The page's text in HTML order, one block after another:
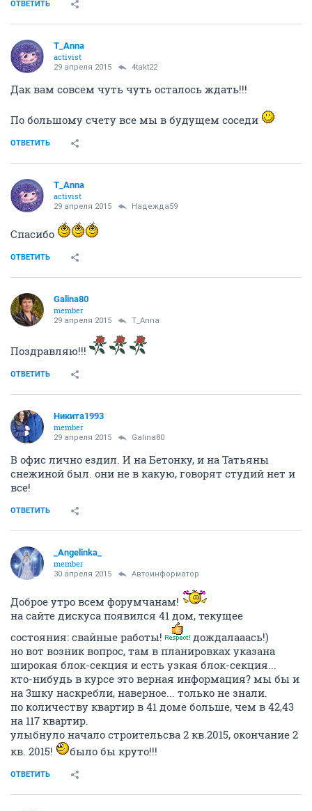
29 апреля 2015
коммуникаций )))
ОТВЕТИТЬ
veteran
Поздравляю!
ОТВЕТИТЬ
T_Anna
activist
По большому счету все мы в будущем соседи
ОТВЕТИТЬ
activist
Спасибо
ОТВЕТИТЬ
Поздравляю!!!
ОТВЕТИТЬ
Никита1993
member
29 апреля 2015 Galina80
В офис лично ездил. И на Бетонку, и на Татьяны
снежиной был. они не в какую, говорят студий нет и
все!
ОТВЕТИТЬ
_Angelinka_
member
30 апреля 2015 Автоинформатор
Доброе утро всем форумчанам!
на сайте дискуса появился 41 дом, текущее